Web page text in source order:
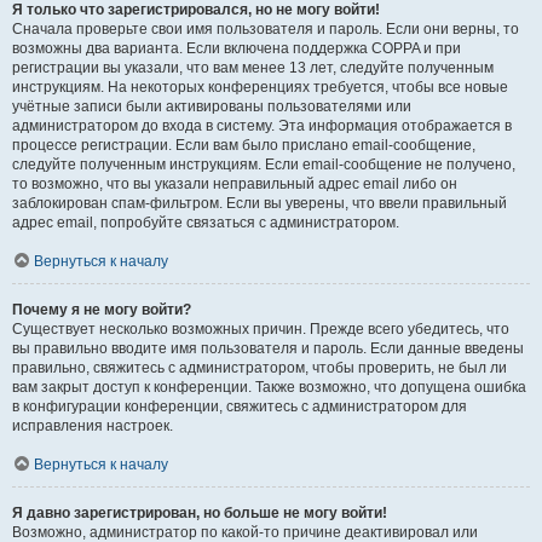
Я только что зарегистрировался, но не могу войти!
Сначала проверьте свои имя пользователя и пароль. Если они верны, то
возможны два варианта. Если включена поддержка COPPA и при
регистрации вы указали, что вам менее 13 лет, следуйте полученным
инструкциям. На некоторых конференциях требуется, чтобы все новые
учётные записи были активированы пользователями или
администратором до входа в систему. Эта информация отображается в
процессе регистрации. Если вам было прислано email-сообщение,
следуйте полученным инструкциям. Если email-сообщение не получено,
то возможно, что вы указали неправильный адрес email либо он
заблокирован спам-фильтром. Если вы уверены, что ввели правильный
адрес email, попробуйте связаться с администратором.
Вернуться к началу
Почему я не могу войти?
Существует несколько возможных причин. Прежде всего убедитесь, что
вы правильно вводите имя пользователя и пароль. Если данные введены
правильно, свяжитесь с администратором, чтобы проверить, не был ли
вам закрыт доступ к конференции. Также возможно, что допущена ошибка
в конфигурации конференции, свяжитесь с администратором для
исправления настроек.
Вернуться к началу
Я давно зарегистрирован, но больше не могу войти!
Возможно, администратор по какой-то причине деактивировал или